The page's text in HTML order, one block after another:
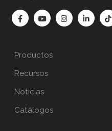
Productos
Recursos
Noticias
Catálogos